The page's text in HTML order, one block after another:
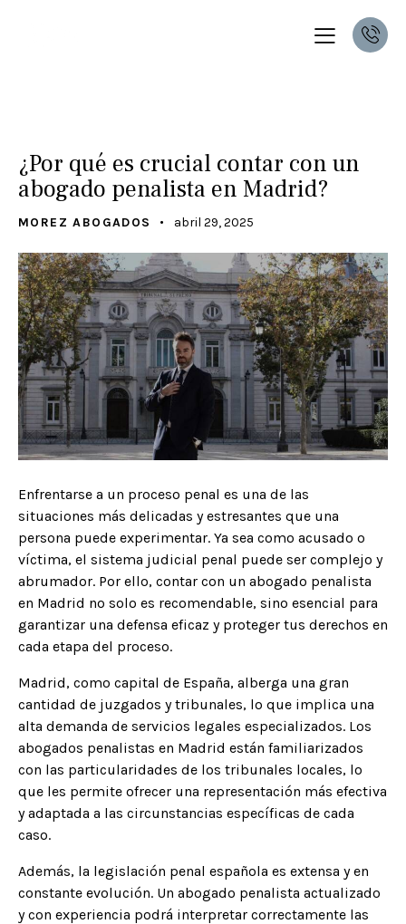
¿Por qué es crucial contar con un
abogado penalista en Madrid?
MOREZ ABOGADOS abril 29, 2025
Enfrentarse a un proceso penal es una de las
situaciones más delicadas y estresantes que una
persona puede experimentar. Ya sea como acusado o
víctima, el sistema judicial penal puede ser complejo y
abrumador. Por ello, contar con un abogado penalista
en Madrid no solo es recomendable, sino esencial para
garantizar una defensa eficaz y proteger tus derechos en
cada etapa del proceso.​
Madrid, como capital de España, alberga una gran
cantidad de juzgados y tribunales, lo que implica una
alta demanda de servicios legales especializados. Los
abogados penalistas en Madrid están familiarizados
con las particularidades de los tribunales locales, lo
que les permite ofrecer una representación más efectiva
y adaptada a las circunstancias específicas de cada
caso.​
Además, la legislación penal española es extensa y en
constante evolución. Un abogado penalista actualizado
y con experiencia podrá interpretar correctamente las